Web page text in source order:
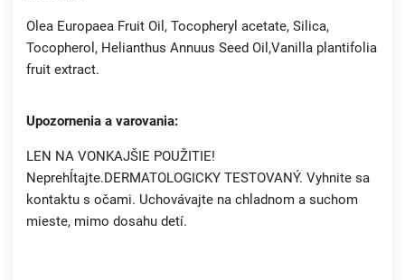
Olea Europaea Fruit Oil, Tocopheryl acetate, Silica,
Tocopherol, Helianthus Annuus Seed Oil,Vanilla plantifolia
fruit extract.
Upozornenia a varovania:
LEN NA VONKAJŠIE POUŽITIE!
Neprehĺtajte.DERMATOLOGICKY TESTOVANÝ. Vyhnite sa
kontaktu s očami. Uchovávajte na chladnom a suchom
mieste, mimo dosahu detí.